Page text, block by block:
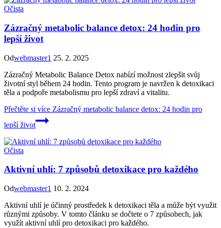
Očista
Zázračný metabolic balance detox: 24 hodin pro
lepší život
Odwebmaster1 25. 2. 2025
Zázračný Metabolic Balance Detox nabízí možnost zlepšit svůj
životní styl během 24 hodin. Tento program je navržen k detoxikaci
těla a podpoře metabolismu pro lepší zdraví a vitalitu.
Přečtěte si více Zázračný metabolic balance detox: 24 hodin pro
lepší život
Očista
Aktivní uhlí: 7 způsobů detoxikace pro každého
Odwebmaster1 10. 2. 2024
Aktivní uhlí je účinný prostředek k detoxikaci těla a může být využit
různými způsoby. V tomto článku se dočtete o 7 způsobech, jak
využít aktivní uhlí pro detoxikaci pro každého.